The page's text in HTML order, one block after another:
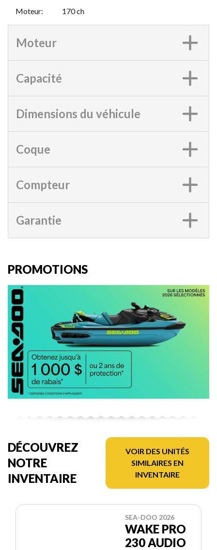
Moteur: 170 ch
Moteur
Capacité
Dimensions du véhicule
Coque
Compteur
Garantie
PROMOTIONS
DÉCOUVREZ
NOTRE
INVENTAIRE
VOIR DES UNITÉS
SIMILAIRES EN
INVENTAIRE
SEA-DOO 2026
WAKE PRO
230 AUDIO